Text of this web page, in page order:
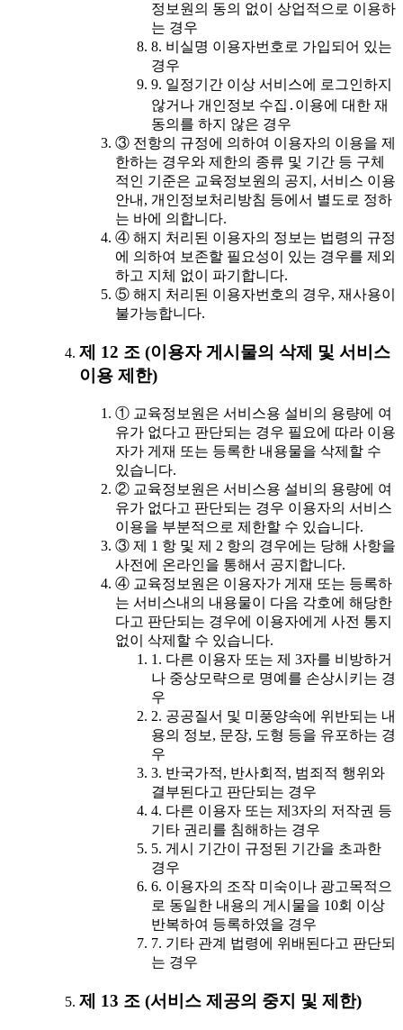
정보원의 동의 없이 상업적으로 이용하
는 경우
8. 비실명 이용자번호로 가입되어 있는
경우
9. 일정기간 이상 서비스에 로그인하지
않거나 개인정보 수집․이용에 대한 재
동의를 하지 않은 경우
③ 전항의 규정에 의하여 이용자의 이용을 제
한하는 경우와 제한의 종류 및 기간 등 구체
적인 기준은 교육정보원의 공지, 서비스 이용
안내, 개인정보처리방침 등에서 별도로 정하
는 바에 의합니다.
④ 해지 처리된 이용자의 정보는 법령의 규정
에 의하여 보존할 필요성이 있는 경우를 제외
하고 지체 없이 파기합니다.
⑤ 해지 처리된 이용자번호의 경우, 재사용이
불가능합니다.
제 12 조 (이용자 게시물의 삭제 및 서비스
이용 제한)
① 교육정보원은 서비스용 설비의 용량에 여
유가 없다고 판단되는 경우 필요에 따라 이용
자가 게재 또는 등록한 내용물을 삭제할 수
있습니다.
② 교육정보원은 서비스용 설비의 용량에 여
유가 없다고 판단되는 경우 이용자의 서비스
이용을 부분적으로 제한할 수 있습니다.
③ 제 1 항 및 제 2 항의 경우에는 당해 사항을
사전에 온라인을 통해서 공지합니다.
④ 교육정보원은 이용자가 게재 또는 등록하
는 서비스내의 내용물이 다음 각호에 해당한
다고 판단되는 경우에 이용자에게 사전 통지
없이 삭제할 수 있습니다.
1. 다른 이용자 또는 제 3자를 비방하거
나 중상모략으로 명예를 손상시키는 경
우
2. 공공질서 및 미풍양속에 위반되는 내
용의 정보, 문장, 도형 등을 유포하는 경
우
3. 반국가적, 반사회적, 범죄적 행위와
결부된다고 판단되는 경우
4. 다른 이용자 또는 제3자의 저작권 등
기타 권리를 침해하는 경우
5. 게시 기간이 규정된 기간을 초과한
경우
6. 이용자의 조작 미숙이나 광고목적으
로 동일한 내용의 게시물을 10회 이상
반복하여 등록하였을 경우
7. 기타 관계 법령에 위배된다고 판단되
는 경우
제 13 조 (서비스 제공의 중지 및 제한)